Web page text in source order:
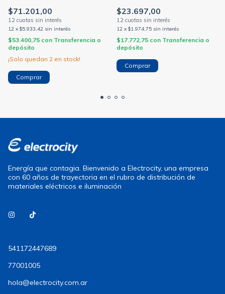
$71.201,00
12 x $5.933,42 sin interés
$53.400,75 con Transferencia o
depósito
¡Solo quedan 2 en stock!
$23.697,00
12 x $1.974,75 sin interés
$17.772,75 con Transferencia o
depósito
Energía que contagia. Bienvenido a Electrocity, una empresa
con 60 años de trayectoria en el rubro de distribución de
materiales eléctricos e iluminación
541172447689
77001005
hola@electrocity.com.ar